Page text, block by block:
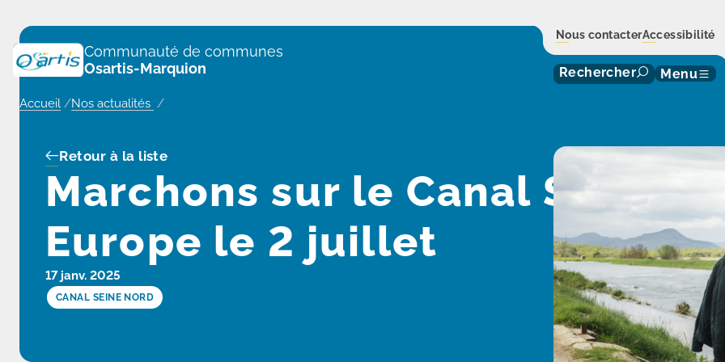
Communauté de communes
Osartis-Marquion
Nous contacterAccessibilité
Rechercher Menu
Accueil /Nos actualités /
Marchons sur le Canal Seine-
Europe le 2 juillet
Retour à la liste
17 janv. 2025
CANAL SEINE NORD